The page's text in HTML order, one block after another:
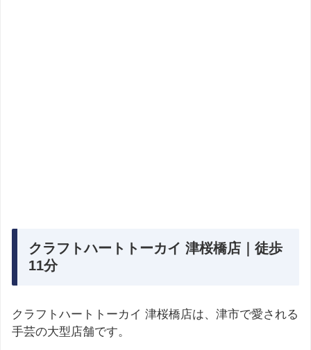
クラフトハートトーカイ 津桜橋店｜徒歩
11分
クラフトハートトーカイ 津桜橋店は、津市で愛される
手芸の大型店舗です。